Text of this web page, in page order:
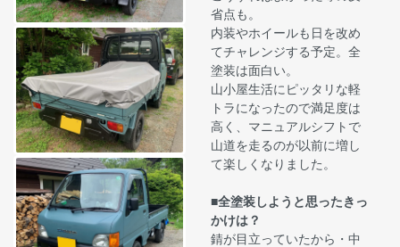
省点も。
内装やホイールも日を改め
てチャレンジする予定。全
塗装は面白い。
山小屋生活にピッタリな軽
トラになったので満足度は
高く、マニュアルシフトで
山道を走るのが以前に増し
て楽しくなりました。
■全塗装しようと思ったきっ
かけは？
錆が目立っていたから・中